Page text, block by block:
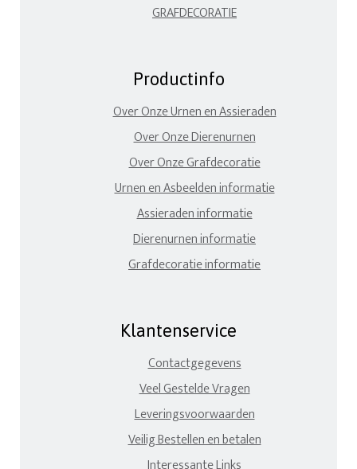
GRAFDECORATIE
Productinfo
Over Onze Urnen en Assieraden
Over Onze Dierenurnen
Over Onze Grafdecoratie
Urnen en Asbeelden informatie
Assieraden informatie
Dierenurnen informatie
Grafdecoratie informatie
Klantenservice
Contactgegevens
Veel Gestelde Vragen
Leveringsvoorwaarden
Veilig Bestellen en betalen